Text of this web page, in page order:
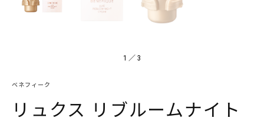
1 ／ 3
ベネフィーク
リュクス リブルームナイト